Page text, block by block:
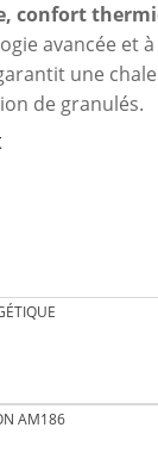
confort
avancée et
une
de granulés.
AM186